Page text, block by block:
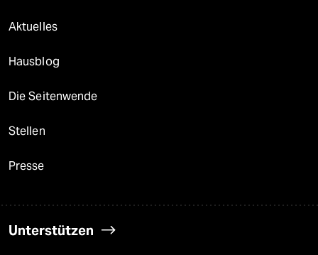
Aktuelles
Hausblog
Die Seitenwende
Stellen
Presse
Unterstützen